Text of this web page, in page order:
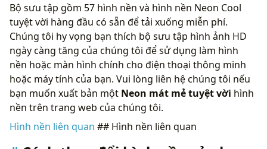
Bộ sưu tập gồm 57 hình nền và hình nền Neon Cool
tuyệt vời hàng đầu có sẵn để tải xuống miễn phí.
Chúng tôi hy vọng bạn thích bộ sưu tập hình ảnh HD
ngày càng tăng của chúng tôi để sử dụng làm hình
nền hoặc màn hình chính cho điện thoại thông minh
hoặc máy tính của bạn. Vui lòng liên hệ chúng tôi nếu
bạn muốn xuất bản một Neon mát mẻ tuyệt vời hình
nền trên trang web của chúng tôi.
Hình nền liên quan ## Hình nền liên quan